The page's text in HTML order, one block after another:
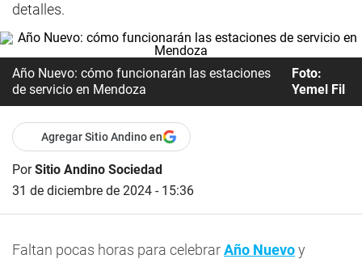
detalles.
Año Nuevo: cómo funcionarán las estaciones
de servicio en Mendoza
Foto:
Yemel Fil
Agregar Sitio Andino en
PorSitio Andino Sociedad
31 de diciembre de 2024 - 15:36
Faltan pocas horas para celebrarAño Nuevoy